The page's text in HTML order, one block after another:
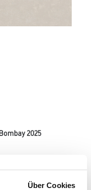
Über Cookies
2025